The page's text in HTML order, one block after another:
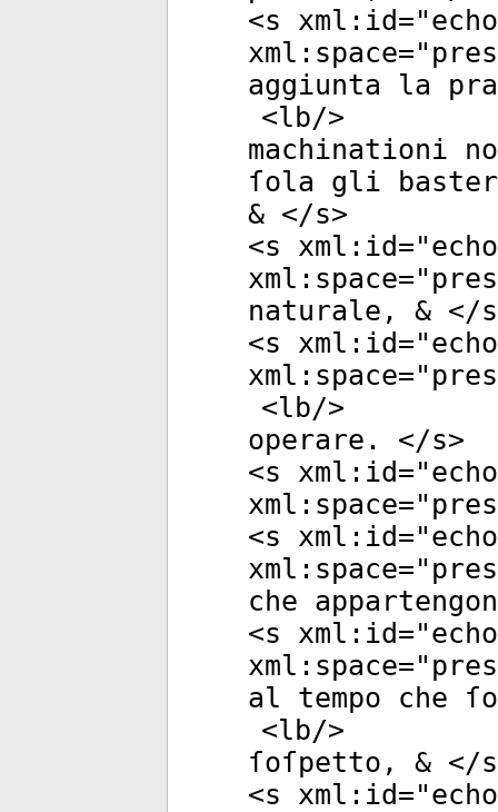
<s xml:id="
xml:space="
aggiunta la
<lb/>
machinationi
ſola gli
& </s>
<s xml:id="
xml:space="
naturale, & </s
<s xml:id="
xml:space="
<lb/>
operare. </s>
<s xml:id="
xml:space="
<s xml:id="
xml:space="
che
<s xml:id="
xml:space="
al tempo che
<lb/>
ſoſpetto, & </s
<s xml:id="